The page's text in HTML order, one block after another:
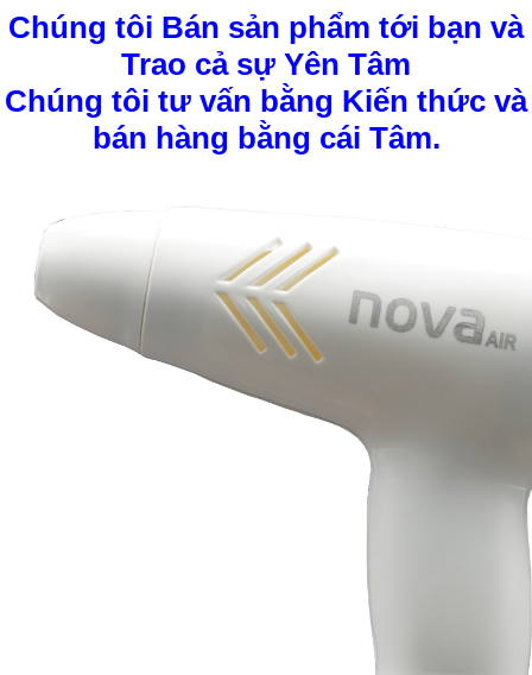
Chúng tôi Bán sản phẩm tới bạn và
Trao cả sự Yên Tâm
Chúng tôi tư vấn bằng Kiến thức và
bán hàng bằng cái Tâm.